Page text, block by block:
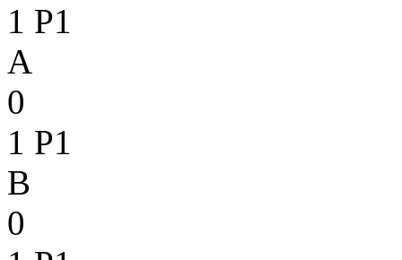
1 P1
A
0
1 P1
B
0